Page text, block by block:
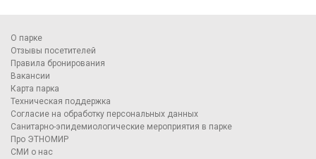
О парке
Отзывы посетителей
Правила бронирования
Вакансии
Карта парка
Техническая поддержка
Согласие на обработку персональных данных
Санитарно-эпидемиологические мероприятия в парке
Про ЭТНОМИР
СМИ о нас